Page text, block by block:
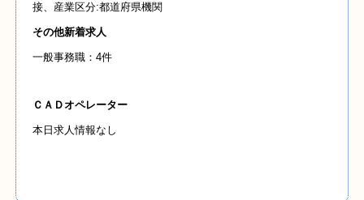
接、産業区分:都道府県機関
その他新着求人
一般事務職：4件
ＣＡＤオペレーター
本日求人情報なし